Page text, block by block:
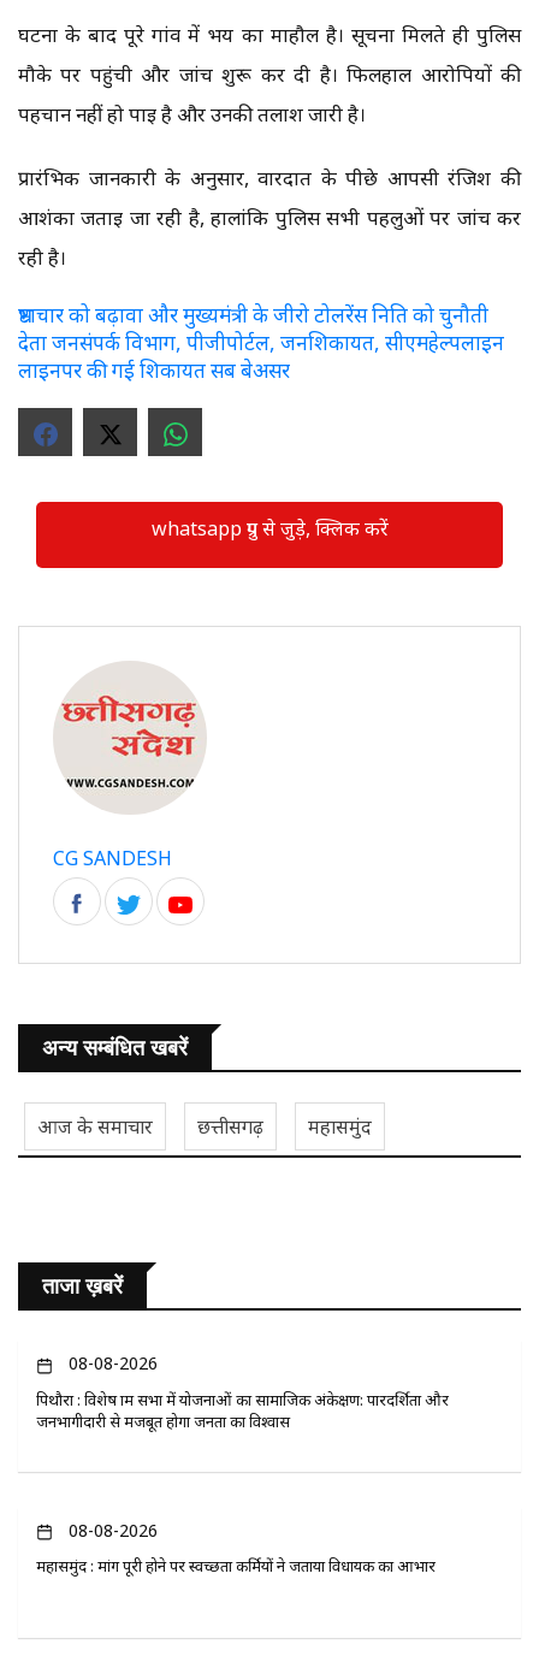
घटना के बाद पूरे गांव में भय का माहौल है। सूचना मिलते ही पुलिस
मौके पर पहुंची और जांच शुरू कर दी है। फिलहाल आरोपियों की
पहचान नहीं हो पाई है और उनकी तलाश जारी है।
प्रारंभिक जानकारी के अनुसार, वारदात के पीछे आपसी रंजिश की
आशंका जताई जा रही है, हालांकि पुलिस सभी पहलुओं पर जांच कर
रही है।
भ्रष्टाचार को बढ़ावा और मुख्यमंत्री के जीरो टोलरेंस निति को चुनौती
देता जनसंपर्क विभाग, पीजीपोर्टल, जनशिकायत, सीएमहेल्पलाइन
लाइनपर की गई शिकायत सब बेअसर
whatsapp ग्रुप से जुड़े, क्लिक करें
CG SANDESH
अन्य सम्बंधित खबरें
आज के समाचार छत्तीसगढ़ महासमुंद
ताजा ख़बरें
08-08-2026
पिथौरा : विशेष ग्राम सभा में योजनाओं का सामाजिक अंकेक्षण: पारदर्शिता और
जनभागीदारी से मजबूत होगा जनता का विश्वास
08-08-2026
महासमुंद : मांग पूरी होने पर स्वच्छता कर्मियों ने जताया विधायक का आभार